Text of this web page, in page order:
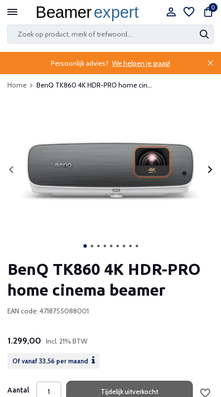
0
Persoonlijk advies? We helpen je graag!
Home BenQ TK860 4K HDR-PRO home cin...
BenQ TK860 4K HDR-PRO
home cinema beamer
EAN code: 4718755088001
1.299,00 Incl. 21% BTW
Of vanaf 33,56 per maand
Aantal Tijdelijk uitverkocht